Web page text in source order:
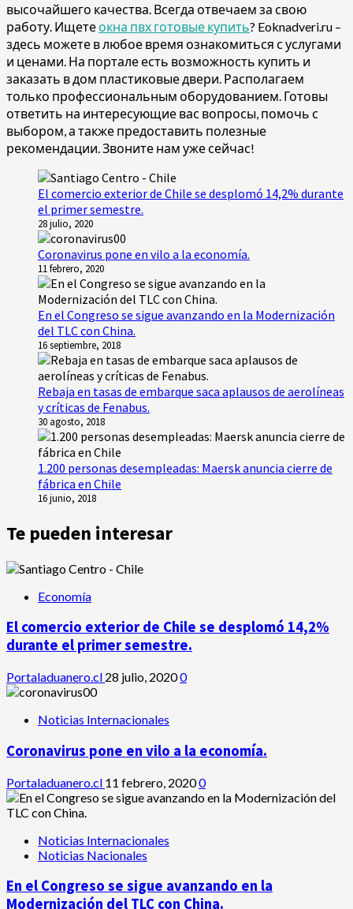
высочайшего качества. Всегда отвечаем за свою
работу. Ищете окна пвх готовые купить? Eoknadveri.ru –
здесь можете в любое время ознакомиться с услугами
и ценами. На портале есть возможность купить и
заказать в дом пластиковые двери. Располагаем
только профессиональным оборудованием. Готовы
ответить на интересующие вас вопросы, помочь с
выбором, а также предоставить полезные
рекомендации. Звоните нам уже сейчас!
El comercio exterior de Chile se desplomó 14,2% durante
el primer semestre.
28 julio, 2020
Coronavirus pone en vilo a la economía.
11 febrero, 2020
En el Congreso se sigue avanzando en la Modernización
del TLC con China.
16 septiembre, 2018
Rebaja en tasas de embarque saca aplausos de aerolíneas
y críticas de Fenabus.
30 agosto, 2018
1.200 personas desempleadas: Maersk anuncia cierre de
fábrica en Chile
16 junio, 2018
Te pueden interesar
Economía
El comercio exterior de Chile se desplomó 14,2%
durante el primer semestre.
Portaladuanero.cl 28 julio, 20200
Noticias Internacionales
Coronavirus pone en vilo a la economía.
Portaladuanero.cl 11 febrero, 20200
Noticias Internacionales
Noticias Nacionales
En el Congreso se sigue avanzando en la
Modernización del TLC con China.